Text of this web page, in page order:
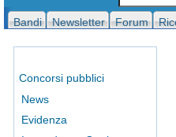
Bandi Newsletter Forum
Concorsi pubblici
News
Evidenza